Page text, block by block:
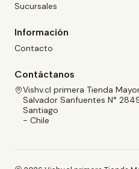
Sucursales
Información
Contacto
Contáctanos
Vishv.cl primera Tienda
Salvador Sanfuentes N°
Santiago
- Chile